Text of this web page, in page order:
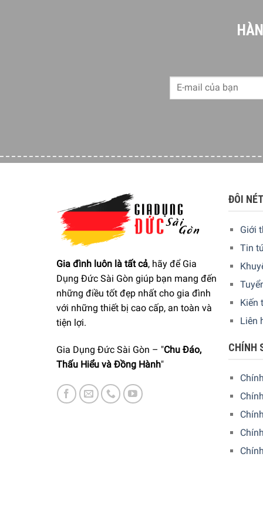
5/5 - (1 bình chọn)
Gia đình luôn là tất cả, hãy để Gia
Dụng Đức Sài Gòn giúp bạn mang đến
những điều tốt đẹp nhất cho gia đình
với những thiết bị cao cấp, an toàn và
tiện lợi.
Gia Dụng Đức Sài Gòn – "Chu Đáo,
Thấu Hiểu và Đồng Hành"
ĐÔI NÉT
Giới
Tin
Kiến
Liên
CHÍNH